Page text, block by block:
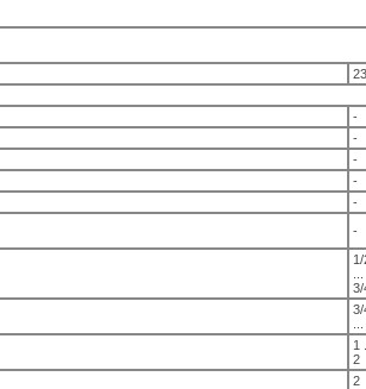
-
-
-
-
-
-
1/
3/
3/
1 ...
2
2